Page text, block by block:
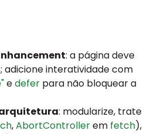
: a página deve
adicione interatividade com
edefer para não bloquear a
: modularize, trate
,AbortControllerem fetch),